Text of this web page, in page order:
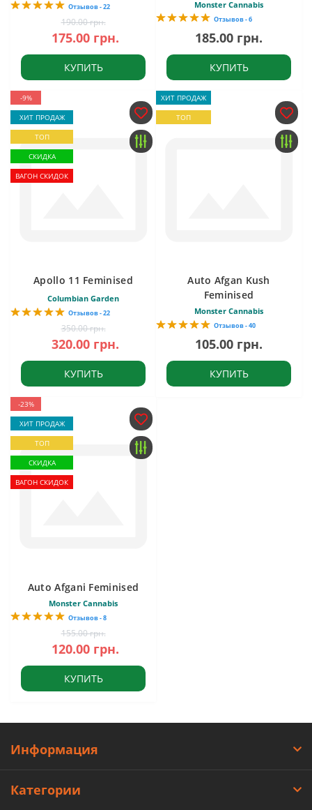
Отзывов - 22
190.00 грн.
175.00 грн.
КУПИТЬ
Monster Cannabis
Отзывов - 6
185.00 грн.
КУПИТЬ
-9%
ХИТ ПРОДАЖ
ТОП
СКИДКА
ВАГОН СКИДОК
Apollo 11 Feminised
Columbian Garden
Отзывов - 22
350.00 грн.
320.00 грн.
КУПИТЬ
ХИТ ПРОДАЖ
ТОП
Auto Afgan Kush
Feminised
Monster Cannabis
Отзывов - 40
105.00 грн.
КУПИТЬ
-23%
ХИТ ПРОДАЖ
ТОП
СКИДКА
ВАГОН СКИДОК
Auto Afgani Feminised
Monster Cannabis
Отзывов - 8
155.00 грн.
120.00 грн.
КУПИТЬ
Информация
Категории